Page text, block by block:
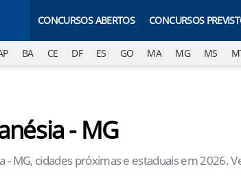
CONCURSOS ABERTOS CONCURSOS
BA CE DF ES GO MA MG MS
- MG
MG, cidades próximas e estaduais em 2026.